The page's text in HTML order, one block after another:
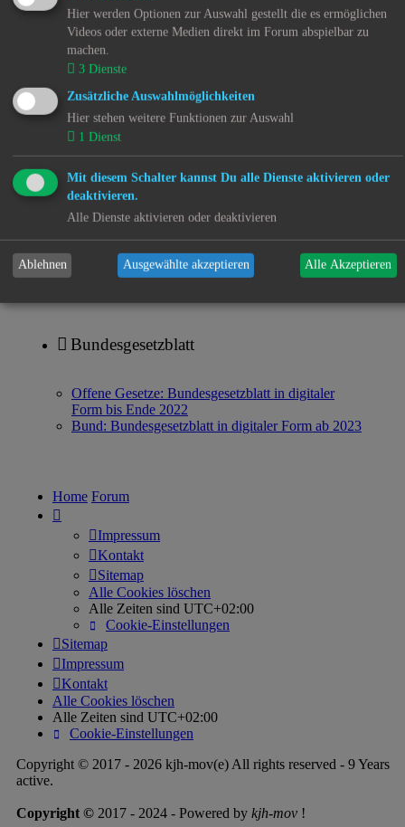
Paragraphendreieck
Arm und Reich
Fachkräftemangel in der Kinder- und Jugendhilfe
Kjh-mov(e)-Offene Briefe
Internierungslager für mexikanische Kinder
Unterhalt
Gerichtsmedizin
Bundesgesetzblatt
Offene Gesetze: Bundesgesetzblatt in digitaler
Form bis Ende 2022
Bund: Bundesgesetzblatt in digitaler Form ab 2023
Home Forum
Impressum
Kontakt
Sitemap
Alle Cookies löschen
Alle Zeiten sind UTC+02:00
Cookie-Einstellungen
Sitemap
Impressum
Kontakt
Alle Cookies löschen
Alle Zeiten sind UTC+02:00
Cookie-Einstellungen
Copyright © 2017 - 2026 kjh-mov(e) All rights reserved - 9 Years
active.
Copyright © 2017 - 2024 - Powered by kjh-mov !
Hier werden Optionen zur Auswahl gestellt die es ermöglichen
Videos oder externe Medien direkt im Forum abspielbar zu
machen.
3 Dienste
Zusätzliche Auswahlmöglichkeiten
Hier stehen weitere Funktionen zur Auswahl
1 Dienst
Mit diesem Schalter kannst Du alle Dienste aktivieren oder
deaktivieren.
Alle Dienste aktivieren oder deaktivieren
Ablehnen Ausgewählte akzeptieren Alle Akzeptieren